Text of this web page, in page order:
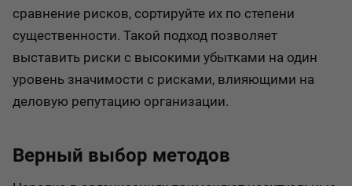
сравнение рисков, сортируйте их по степени
существенности. Такой подход позволяет
выставить риски с высокими убытками на один
уровень значимости с рисками, влияющими на
деловую репутацию организации.
Верный выбор методов